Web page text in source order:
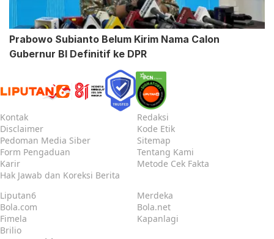
Prabowo Subianto Belum Kirim Nama Calon
Gubernur BI Definitif ke DPR
Kontak
Redaksi
Disclaimer
Kode Etik
Pedoman Media Siber
Sitemap
Form Pengaduan
Tentang Kami
Karir
Metode Cek Fakta
Hak Jawab dan Koreksi Berita
Liputan6
Merdeka
Bola.com
Bola.net
Fimela
Kapanlagi
Brilio